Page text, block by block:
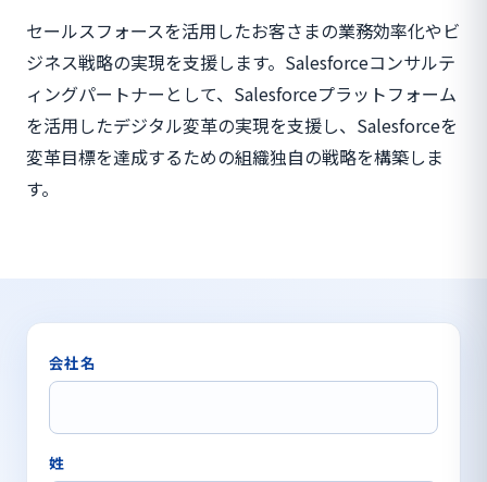
セールスフォースを活用したお客さまの業務効率化やビ
ジネス戦略の実現を支援します。Salesforceコンサルテ
ィングパートナーとして、Salesforceプラットフォーム
を活用したデジタル変革の実現を支援し、Salesforceを
変革目標を達成するための組織独自の戦略を構築しま
す。
会社名
姓